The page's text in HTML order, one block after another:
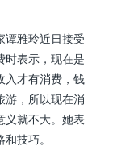
雅玲近日接受
时表示，现在是
入才有消费，钱
游，所以现在消
义就不大。她表
技巧。